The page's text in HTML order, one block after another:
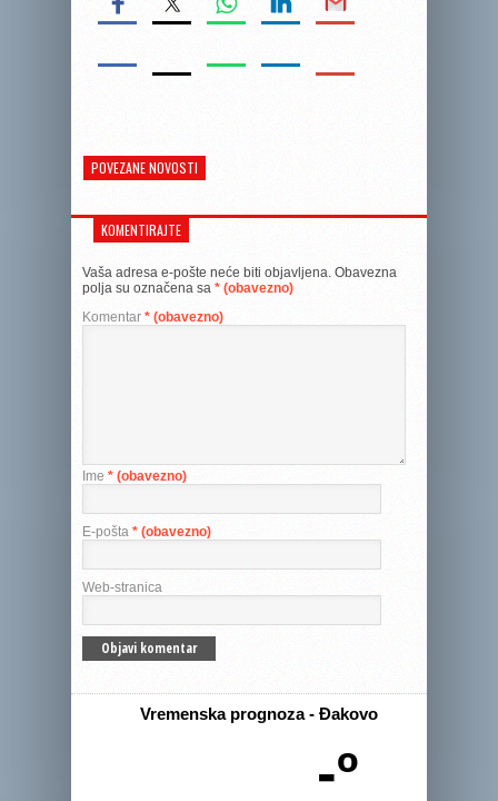
POVEZANE NOVOSTI
KOMENTIRAJTE
Vaša adresa e-pošte neće biti objavljena. Obavezna
polja su označena sa * (obavezno)
Komentar * (obavezno)
Ime * (obavezno)
E-pošta * (obavezno)
Web-stranica
Vremenska prognoza - Đakovo
-º